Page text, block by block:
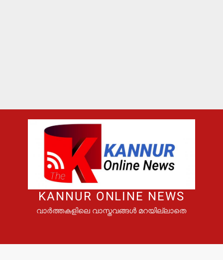
KANNUR ONLINE NEWS
വാർത്തകളിലെ വാസ്തവങ്ങൾ മറയില്ലാതെ